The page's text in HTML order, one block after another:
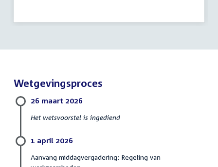
Wetgevingsproces
26 maart 2026
Het wetsvoorstel is ingediend
1 april 2026
Aanvang middagvergadering: Regeling van